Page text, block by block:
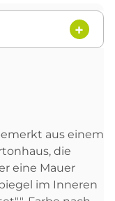
aus einem
die
eine Mauer
im Inneren